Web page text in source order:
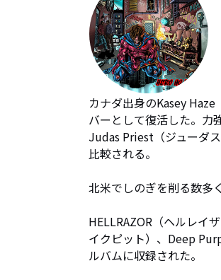
カナダ出身のKasey
バーとして復活した。力
Judas Priest（ジューダ
比較される。
北米でしのぎを削る数多
HELLRAZOR（ヘルレイ
イクピット）、Deep
ルバムに収録された。